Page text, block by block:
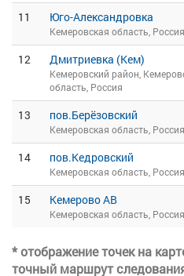
11 Юго-Александровка
Кемеровская область, Россия
12 Дмитриевка (Кем)
Кемеровский район,
область, Россия
13 пов.Берёзовский
Кемеровская область, Россия
14 пов.Кедровский
Кемеровская область, Россия
15 Кемерово АВ
Кемеровская область, Россия
* отображение точек на
точный маршрут